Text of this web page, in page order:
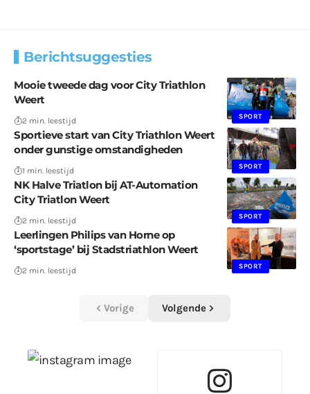
Berichtsuggesties
SPORT
Mooie tweede dag voor City Triathlon
Weert
2 min. leestijd
SPORT
Sportieve start van City Triathlon Weert
onder gunstige omstandigheden
1 min. leestijd
SPORT
NK Halve Triatlon bij AT-Automation
City Triatlon Weert
2 min. leestijd
SPORT
Leerlingen Philips van Horne op
‘sportstage’ bij Stadstriathlon Weert
2 min. leestijd
Vorige Volgende